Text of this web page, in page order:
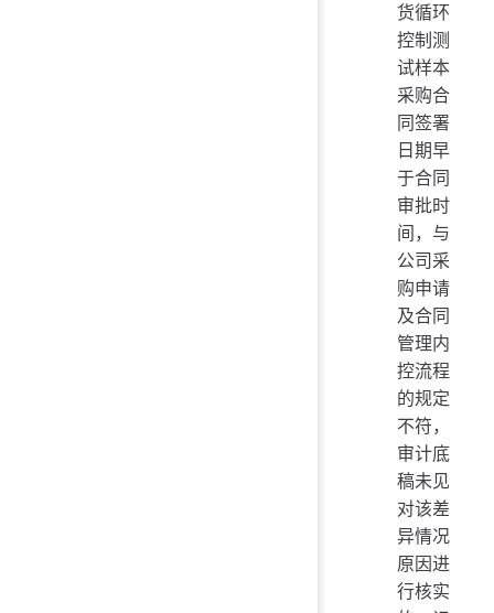
货循环
控制测
试样本
采购合
同签署
日期早
于合同
审批时
间，与
公司采
购申请
及合同
管理内
控流程
的规定
不符，
审计底
稿未见
对该差
异情况
原因进
行核实